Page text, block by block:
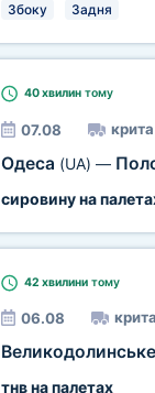
Збоку Задня
40 хвилинтому
07.08 крита
Одеса (UA) —
сировину на
42 хвилинитому
06.08 крита
Великодолинське
тнв на палетах